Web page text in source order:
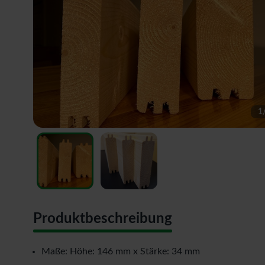
1
Produktbeschreibung
Maße: Höhe: 146 mm x Stärke: 34 mm